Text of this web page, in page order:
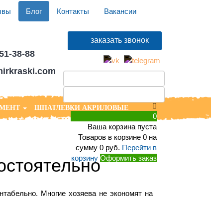
Блог Контакты Вакансии
38-88
0
Ваша корзина пуста
Товаров в корзине 0 на
сумму 0 руб. Перейти в
корзину Оформить заказ
ШПАТЛЕВКИ АКРИЛОВЫЕ
Многие хозяева не экономят на